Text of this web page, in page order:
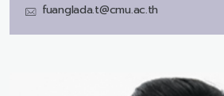
fuanglada.t@cmu.ac.th